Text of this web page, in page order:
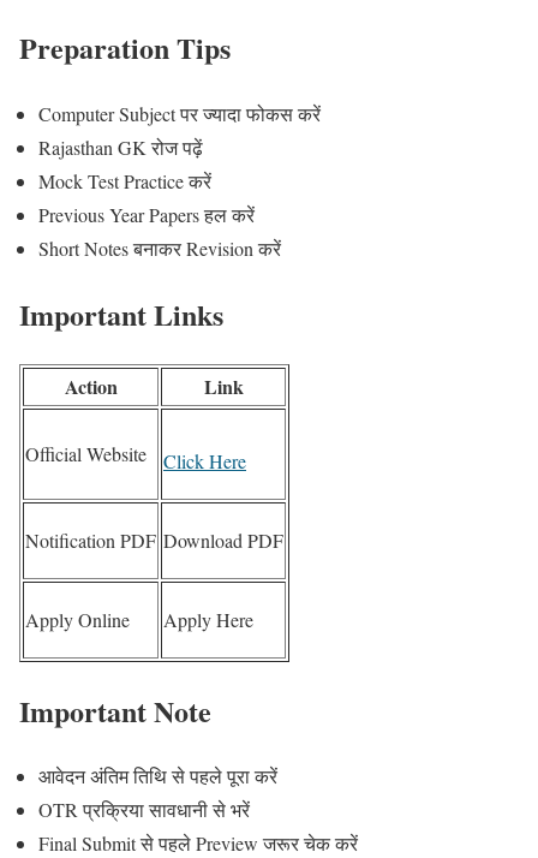
Preparation Tips
Computer Subject पर ज्यादा फोकस करें
Rajasthan GK रोज पढ़ें
Mock Test Practice करें
Previous Year Papers हल करें
Short Notes बनाकर Revision करें
Important Links
Action Link
Official Website Click Here
Notification PDF Download PDF
Apply Online Apply Here
Important Note
आवेदन अंतिम तिथि से पहले पूरा करें
OTR प्रक्रिया सावधानी से भरें
Final Submit से पहले Preview जरूर चेक करें